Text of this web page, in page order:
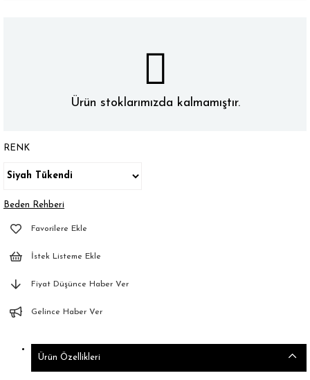
Ürün stoklarımızda kalmamıştır.
RENK
Beden Rehberi
Favorilere Ekle
İstek Listeme Ekle
Fiyat Düşünce Haber Ver
Gelince Haber Ver
Ürün Özellikleri